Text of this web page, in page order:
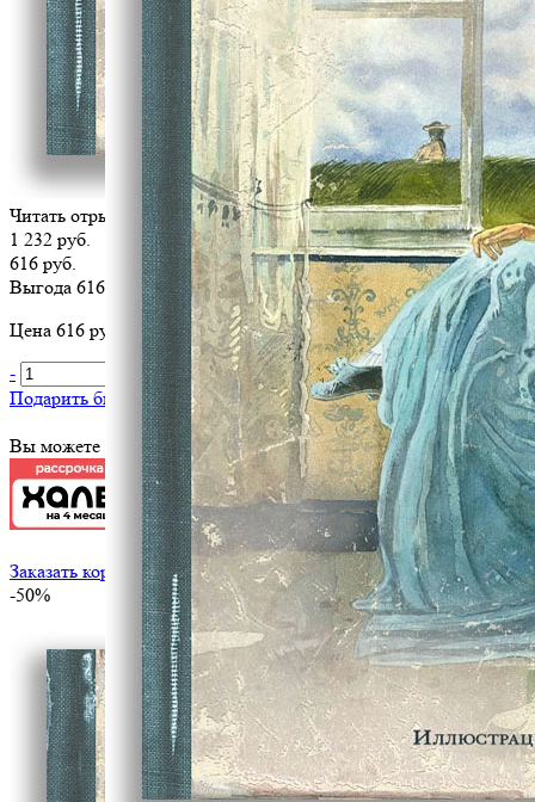
Читать отрывок
1 232 руб.
616 руб.
Выгода 616 руб.
Цена 616 руб. за 1 шт
-
+ В корзину
Подарить библиотеке?
Вы можете оплатить эту книгу картой
Заказать корпоративный тираж
-50%